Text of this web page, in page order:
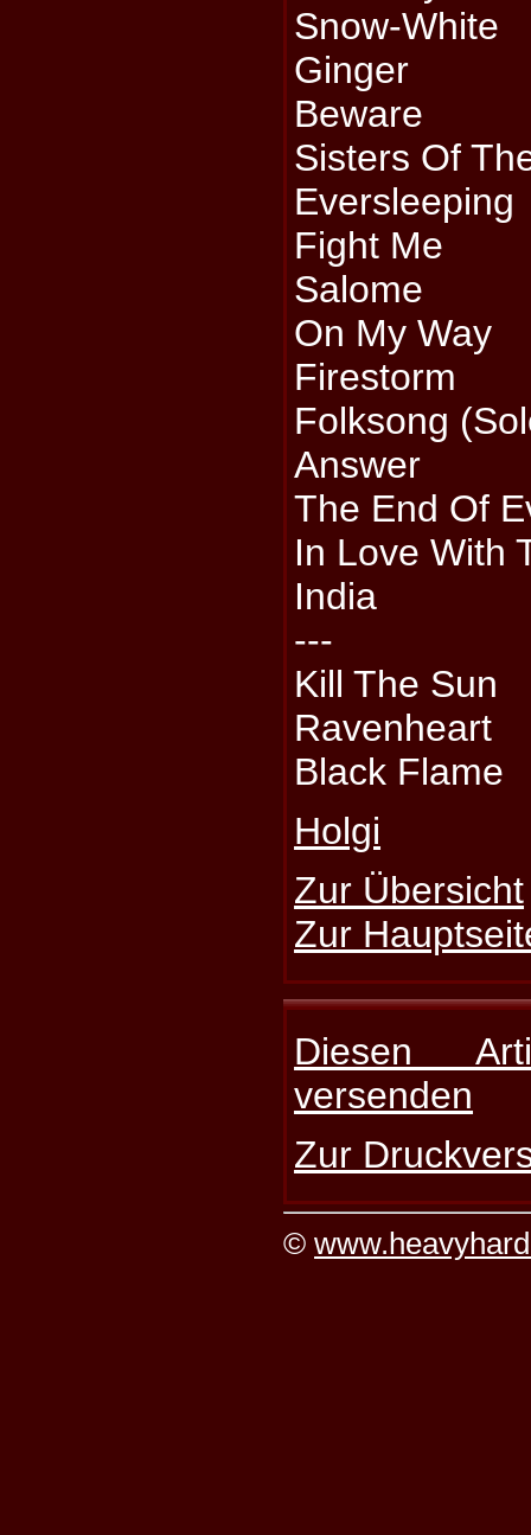
Snow-White
Ginger
Beware
Sisters Of
Eversleeping
Fight Me
Salome
On My Way
Firestorm
Folksong
Answer
The End Of
In Love With
India
---
Kill The Sun
Ravenheart
Black Flame
Holgi
Zur Übersicht
Zur
Diesen
versenden
Zur
©